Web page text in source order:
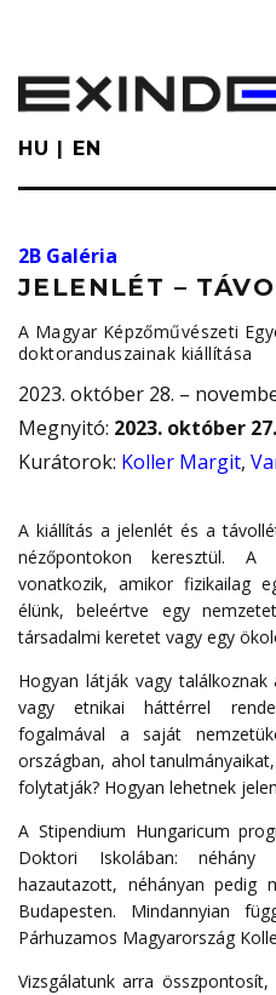
main
content
HU EN
2B Galéria
JELENLÉT –
A Magyar Képzőművészeti
doktoranduszainak kiállítása
2023. október 28. –
Megnyitó: 2023. október
Kurátorok: Koller Margit,
A kiállítás a jelenlét és a
nézőpontokon keresztül.
vonatkozik, amikor fizikailag
élünk, beleértve egy
társadalmi keretet vagy egy
Hogyan látják vagy
vagy etnikai háttérrel
fogalmával a saját
országban, ahol
folytatják? Hogyan lehetnek
A Stipendium Hungaricum
Doktori Iskolában:
hazautazott, néhányan pedig
Budapesten. Mindannyian
Párhuzamos Magyarország
Vizsgálatunk arra